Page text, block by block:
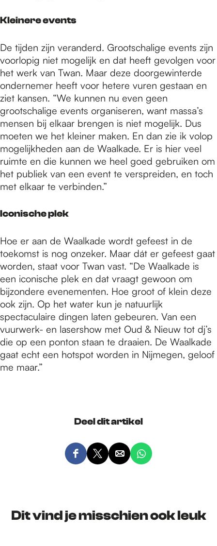
Kleinere events
De tijden zijn veranderd. Grootschalige events zijn
voorlopig niet mogelijk en dat heeft gevolgen voor
het werk van Twan. Maar deze doorgewinterde
ondernemer heeft voor hetere vuren gestaan en
ziet kansen. “We kunnen nu even geen
grootschalige events organiseren, want massa’s
mensen bij elkaar brengen is niet mogelijk. Dus
moeten we het kleiner maken. En dan zie ik volop
mogelijkheden aan de Waalkade. Er is hier veel
ruimte en die kunnen we heel goed gebruiken om
het publiek van een event te verspreiden, en toch
met elkaar te verbinden.”
Iconische plek
Hoe er aan de Waalkade wordt gefeest in de
toekomst is nog onzeker. Maar dát er gefeest gaat
worden, staat voor Twan vast. “De Waalkade is
een iconische plek en dat vraagt gewoon om
bijzondere evenementen. Hoe groot of klein deze
ook zijn. Op het water kun je natuurlijk
spectaculaire dingen laten gebeuren. Van een
vuurwerk- en lasershow met Oud & Nieuw tot dj’s
die op een ponton staan te draaien. De Waalkade
gaat echt een hotspot worden in Nijmegen, geloof
me maar.”
Dit vind je misschien ook leuk
Deel dit artikel
D
d
e
D
d
e
D
d
e
D
d
e